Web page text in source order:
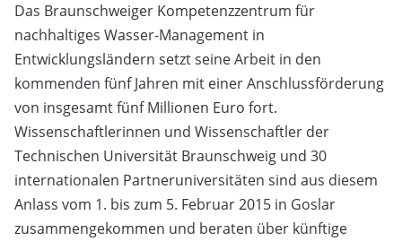
Das Braunschweiger Kompetenzzentrum für
nachhaltiges Wasser-Management in
Entwicklungsländern setzt seine Arbeit in den
kommenden fünf Jahren mit einer Anschlussförderung
von insgesamt fünf Millionen Euro fort.
Wissenschaftlerinnen und Wissenschaftler der
Technischen Universität Braunschweig und 30
internationalen Partneruniversitäten sind aus diesem
Anlass vom 1. bis zum 5. Februar 2015 in Goslar
zusammengekommen und beraten über künftige